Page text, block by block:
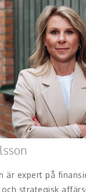
Different
är expert på
strategisk